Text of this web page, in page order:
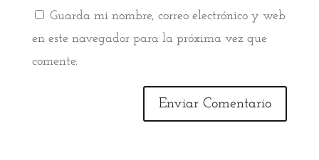
Guarda mi nombre, correo electrónico y web
en este navegador para la próxima vez que
comente.